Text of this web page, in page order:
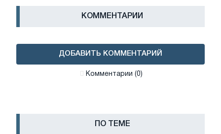
КОММЕНТАРИИ
ДОБАВИТЬ КОММЕНТАРИЙ
Комментарии (0)
ПО ТЕМЕ